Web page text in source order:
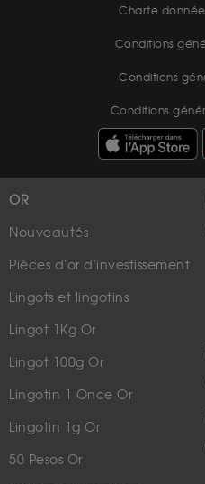
Charte
Conditions
Conditions
Conditions
OR
Nouveautés
Pièces d'or d'investissement
Lingots et lingotins
Lingot 1Kg Or
Lingot 100g Or
Lingotin 1 Once Or
Lingotin 1g Or
50 Pesos Or